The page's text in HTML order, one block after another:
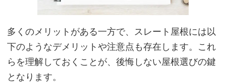
多くのメリットがある一方で、スレート屋根には以
下のようなデメリットや注意点も存在します。これ
らを理解しておくことが、後悔しない屋根選びの鍵
となります。